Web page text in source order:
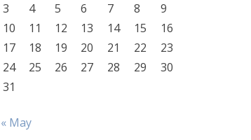
3
4 5 6 7 8
9
10
11 12 13 14 15
16
17
18 19 20 21 22
23
24
25 26 27 28 29
30
31
« May